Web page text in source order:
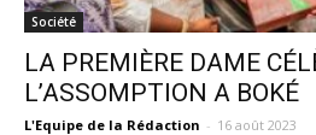
Société
LA PREMIÈRE DAME
L’ASSOMPTION A BOKÉ
L'Equipe de la Rédaction - 16 août 2023